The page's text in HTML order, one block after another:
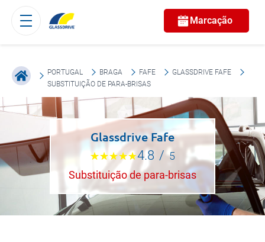
Marcação
PORTUGAL BRAGA FAFE
GLASSDRIVE FAFE
SUBSTITUIÇÃO DE PARA-BRISAS
Glassdrive Fafe
4.8 / 5
Substituição de para-brisas